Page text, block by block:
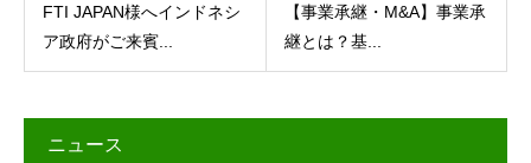
FTI JAPAN様へインドネシ
ア政府がご来賓...
【事業承継・M&A】事業承
継とは？基...
ニュース